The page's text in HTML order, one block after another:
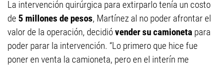
La intervención quirúrgica para extirparlo tenía un costo
de 5 millones de pesos, Martínez al no poder afrontar el
valor de la operación, decidióvender su camioneta para
poder parar la intervención. “Lo primero que hice fue
poner en venta la camioneta, pero en el interín me